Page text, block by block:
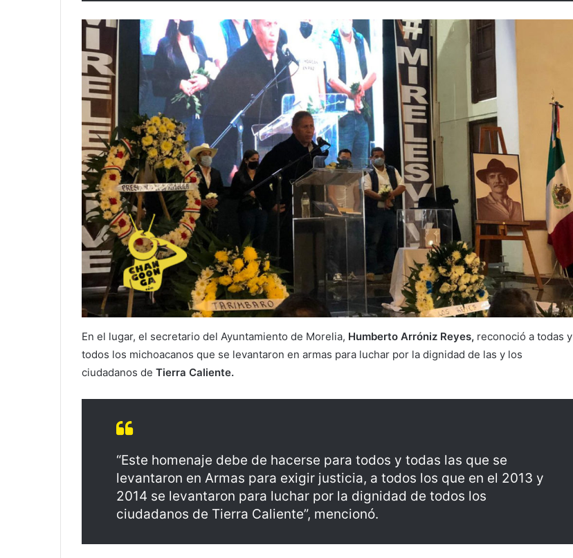
En el lugar, el secretario del Ayuntamiento de Morelia, Humberto Arróniz Reyes, reconoció a todas y
todos los michoacanos que se levantaron en armas para luchar por la dignidad de las y los
ciudadanos de Tierra Caliente.
“Este homenaje debe de hacerse para todos y todas las que se
levantaron en Armas para exigir justicia, a todos los que en el 2013 y
2014 se levantaron para luchar por la dignidad de todos los
ciudadanos de Tierra Caliente”, mencionó.